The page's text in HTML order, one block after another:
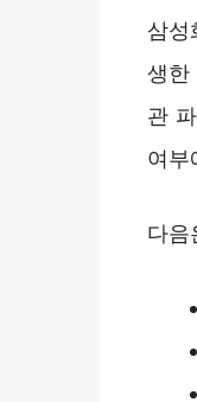
삼성
생한
관
여부
다음